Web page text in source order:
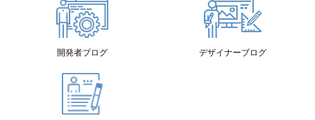
開発者ブログ デザイナーブログ